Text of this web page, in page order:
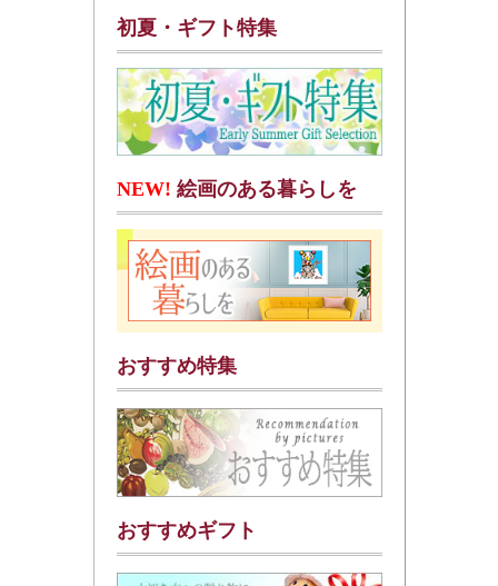
初夏・ギフト特集
NEW! 絵画のある暮らしを
おすすめ特集
おすすめギフト